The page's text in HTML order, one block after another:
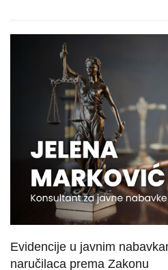
Evidencije u javnim
naručilaca prema Zakonu